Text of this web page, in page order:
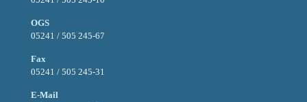
OGS
05241 / 505 245-67
Fax
05241 / 505 245-31
E-Mail